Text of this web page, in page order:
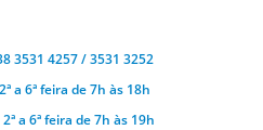
3531 4257 / 3531 3252
2ª a 6ª feira de 7h às 18h
2ª a 6ª feira de 7h às 19h